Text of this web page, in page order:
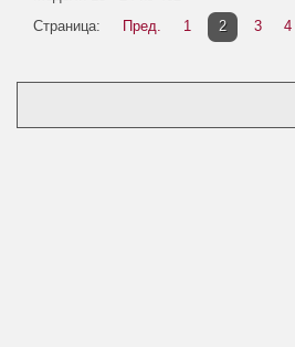
Страница:
Пред. 1 2 3 4